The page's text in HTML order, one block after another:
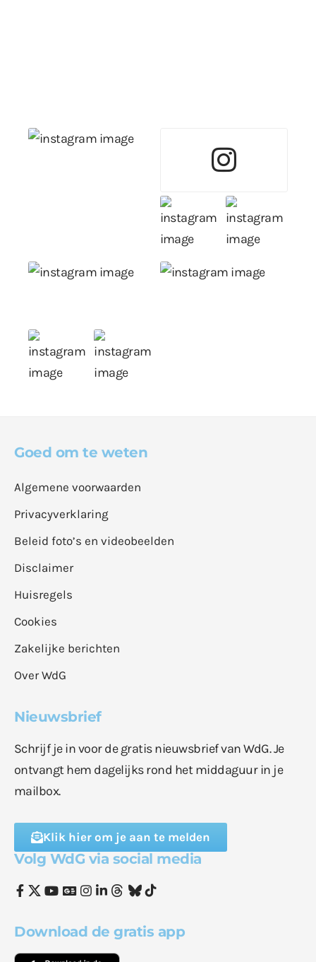
Goed om te weten
Algemene voorwaarden
Privacyverklaring
Beleid foto’s en videobeelden
Disclaimer
Huisregels
Cookies
Zakelijke berichten
Over WdG
Nieuwsbrief
Schrijf je in voor de gratis nieuwsbrief van WdG. Je
ontvangt hem dagelijks rond het middaguur in je
mailbox.
Klik hier om je aan te melden
Volg WdG via social media
Download de gratis app